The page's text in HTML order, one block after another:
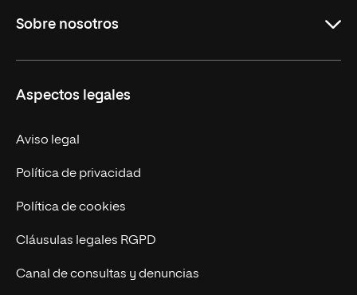
Maestrías
Sobre nosotros
Trabaja en UNIR
Actualidad UNIR
Contáctanos
Aspectos legales
Aviso legal
Política de privacidad
Política de cookies
Cláusulas legales RGPD
Canal de consultas y denuncias